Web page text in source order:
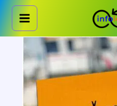
Skip
content